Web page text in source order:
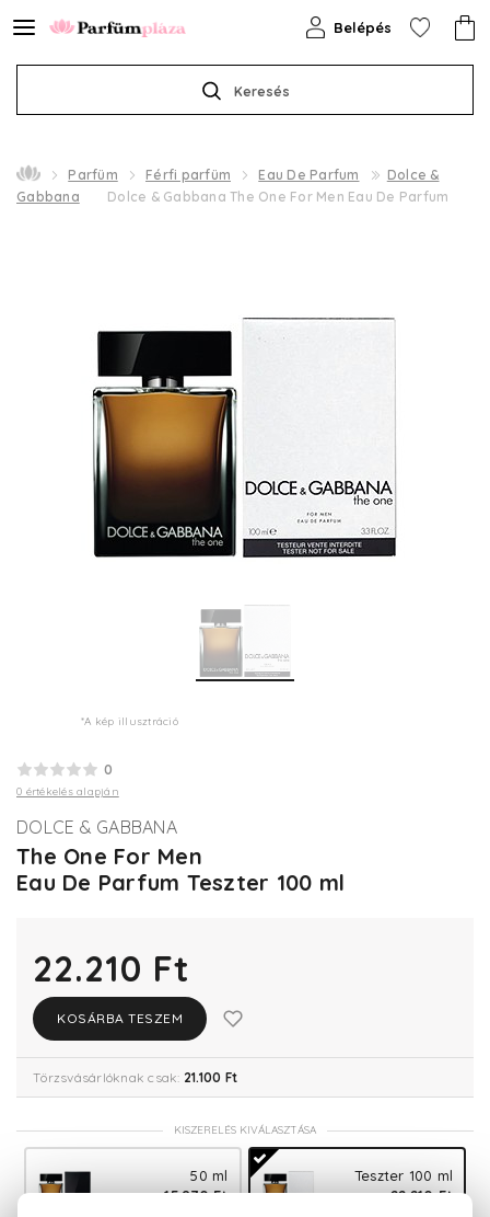
Keresés
Belépés
Parfüm Férfi parfüm Eau De Parfum
Dolce &
Gabbana
Dolce & Gabbana The One For Men Eau De Parfum
*A kép illusztráció
0
0 értékelés alapján
DOLCE & GABBANA
The One For Men
Eau De Parfum Teszter 100 ml
22.210 Ft
KOSÁRBA TESZEM
Törzsvásárlóknak csak: 21.100 Ft
KISZERELÉS KIVÁLASZTÁSA
50 ml
15.870 Ft
Teszter 100 ml
22.210 Ft